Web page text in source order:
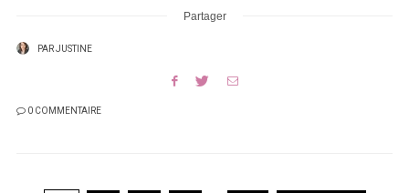
Partager
PARJUSTINE
0 COMMENTAIRE